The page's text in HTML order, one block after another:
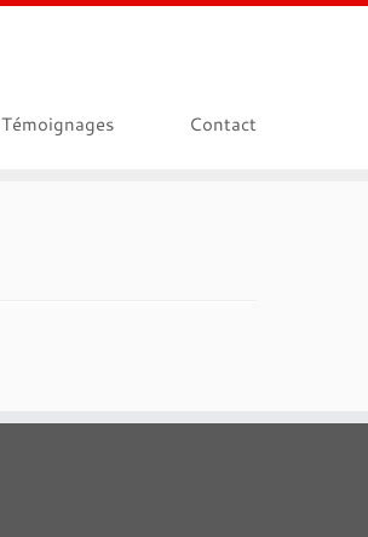
Témoignages Contact